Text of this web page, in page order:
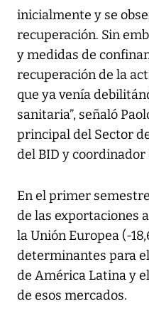
inicialmente y se
recuperación. Sin
y medidas de
recuperación de la
que ya venía
sanitaria”, señaló
principal del Sector
del BID y
En el primer
de las exportaciones
la Unión Europea (-
determinantes para
de América Latina y
de esos mercados.